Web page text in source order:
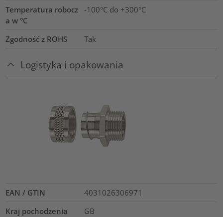
Temperatura robocz
a w °C
-100°C do +300°C
Zgodność z ROHS Tak
Logistyka i opakowania
EAN / GTIN
4031026306971
Kraj pochodzenia
GB